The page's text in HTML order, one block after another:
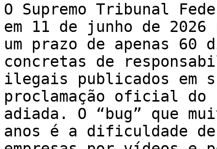
O Supremo Tribunal
em 11 de junho de
um prazo de apenas 60
concretas de
ilegais publicados em
proclamação oficial
adiada. O “bug” que
anos é a dificuldade